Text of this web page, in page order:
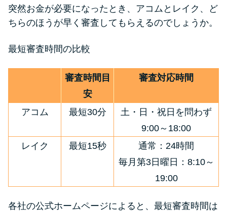
突然お金が必要になったとき、アコムとレイク、ど
ちらのほうが早く審査してもらえるのでしょうか。
最短審査時間の比較
審査時間目
安
審査対応時間
アコム 最短30分
土・日・祝日を問わず
9:00～18:00
レイク
最短15秒
通常：24時間
毎月第3日曜日：8:10～
19:00
各社の公式ホームページによると、最短審査時間は